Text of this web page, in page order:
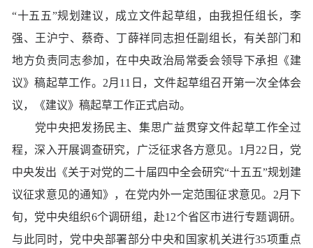
“十五五”规划建议，成立文件起草组，由我担任组长，李
强、王沪宁、蔡奇、丁薛祥同志担任副组长，有关部门和
地方负责同志参加，在中央政治局常委会领导下承担《建
议》稿起草工作。2月11日，文件起草组召开第一次全体会
议，《建议》稿起草工作正式启动。
党中央把发扬民主、集思广益贯穿文件起草工作全过
程，深入开展调查研究，广泛征求各方意见。1月22日，党
中央发出《关于对党的二十届四中全会研究“十五五”规划建
议征求意见的通知》，在党内外一定范围征求意见。2月下
旬，党中央组织6个调研组，赴12个省区市进行专题调研。
与此同时，党中央部署部分中央和国家机关进行35项重点